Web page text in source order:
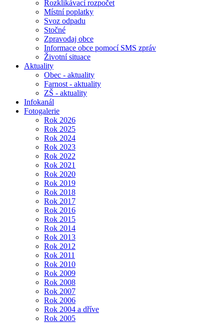
Rozklikávací rozpočet
Místní poplatky
Svoz odpadu
Stočné
Zpravodaj obce
Informace obce pomocí SMS zpráv
Životní situace
Aktuality
Obec - aktuality
Farnost - aktuality
ZŠ - aktuality
Infokanál
Fotogalerie
Rok 2026
Rok 2025
Rok 2024
Rok 2023
Rok 2022
Rok 2021
Rok 2020
Rok 2019
Rok 2018
Rok 2017
Rok 2016
Rok 2015
Rok 2014
Rok 2013
Rok 2012
Rok 2011
Rok 2010
Rok 2009
Rok 2008
Rok 2007
Rok 2006
Rok 2004 a dříve
Rok 2005